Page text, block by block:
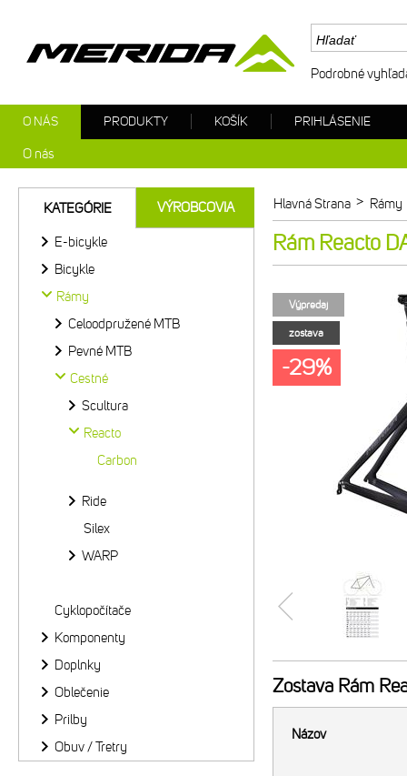
Hlavná Strana > Rámy
Rám Reacto
Výpredaj
zostava
-29%
Zostava Rám
Názov
KATEGÓRIE VÝROBCOVIA
E-bicykle
Bicykle
Rámy
Celoodpružené MTB
Pevné MTB
Cestné
Scultura
Reacto
Carbon
Ride
Silex
WARP
Cyklopočítače
Komponenty
Doplnky
Oblečenie
Prilby
Obuv / Tretry
Podrobné
O NÁS
O nás
PRODUKTY KOŠÍK PRIHLÁSENIE